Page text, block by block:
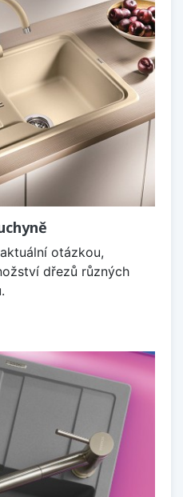
otázkou,
dřezů různých